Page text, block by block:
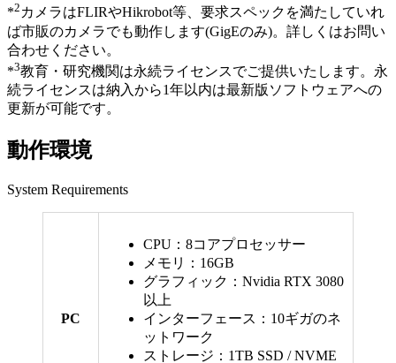
*2 カメラはFLIRやHikrobot等、要求スペックを満たしていれ
ば市販のカメラでも動作します(GigEのみ)。詳しくはお問い
合わせください。
*3教育・研究機関は永続ライセンスでご提供いたします。永
続ライセンスは納入から1年以内は最新版ソフトウェアへの
更新が可能です。
動作環境
System Requirements
PC
CPU：8コアプロセッサー
メモリ：16GB
グラフィック：Nvidia RTX 3080
以上
インターフェース：10ギガのネ
ットワーク
ストレージ：1TB SSD / NVME